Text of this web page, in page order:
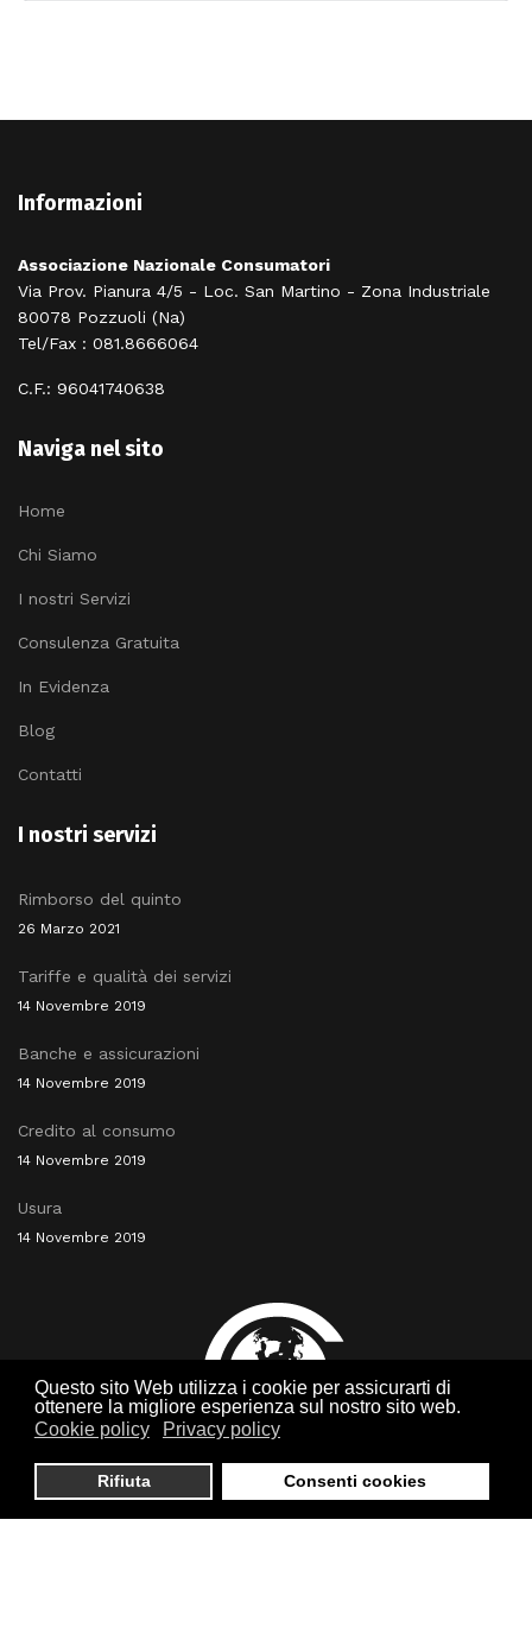
Questo sito Web utilizza i cookie per assicurarti di
ottenere la migliore esperienza sul nostro sito web.
Cookie policy
Privacy policy
Rifiuta Consenti cookies
Informazioni
Associazione Nazionale Consumatori
Via Prov. Pianura 4/5 - Loc. San Martino - Zona Industriale
80078 Pozzuoli (Na)
Tel/Fax : 081.8666064
C.F.: 96041740638
Naviga nel sito
Home
Chi Siamo
I nostri Servizi
Consulenza Gratuita
In Evidenza
Blog
Contatti
I nostri servizi
Rimborso del quinto
26 Marzo 2021
Tariffe e qualità dei servizi
14 Novembre 2019
Banche e assicurazioni
14 Novembre 2019
Credito al consumo
14 Novembre 2019
Usura
14 Novembre 2019